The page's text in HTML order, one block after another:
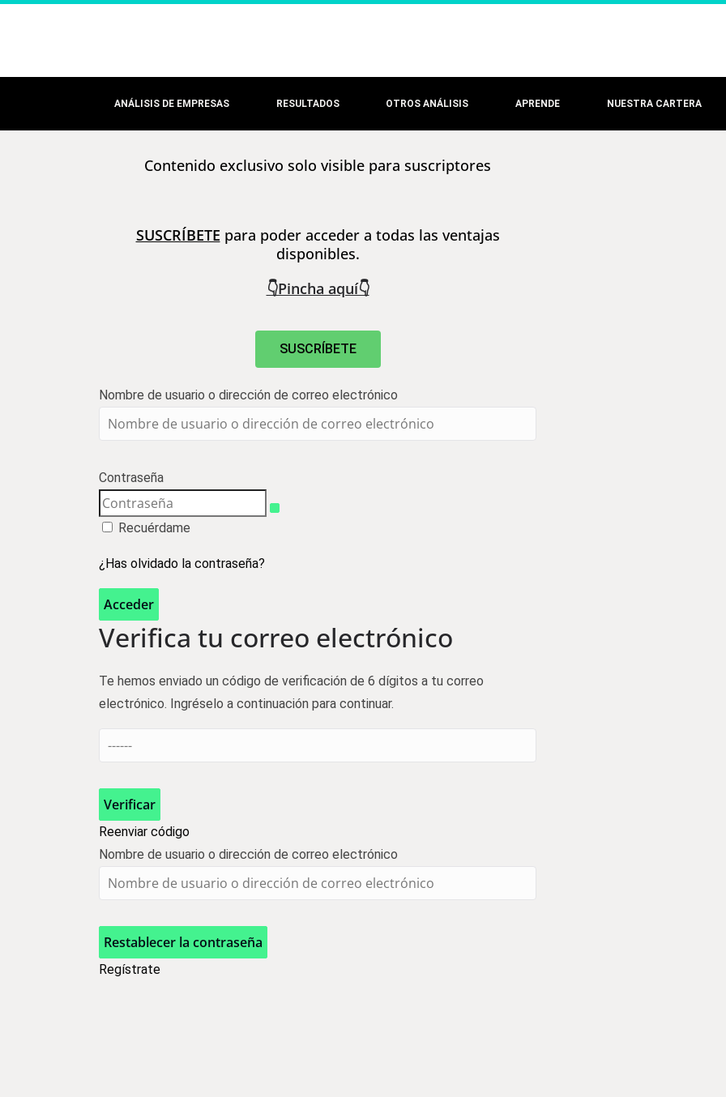
ANÁLISIS DE EMPRESAS RESULTADOS OTROS ANÁLISIS APRENDE NUESTRA CARTERA
Contenido exclusivo solo visible para suscriptores
SUSCRÍBETE para poder acceder a todas las ventajas
disponibles.
👇Pincha aquí👇
SUSCRÍBETE
Nombre de usuario o dirección de correo electrónico
Contraseña
Recuérdame
¿Has olvidado la contraseña?
Acceder
Verifica tu correo electrónico
Te hemos enviado un código de verificación de 6 dígitos a tu correo
electrónico. Ingréselo a continuación para continuar.
Verificar
Reenviar código
Nombre de usuario o dirección de correo electrónico
Restablecer la contraseña
Regístrate